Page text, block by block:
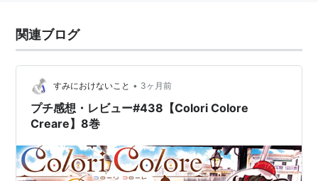
ISBN:4870251361『浪漫倶楽部』〔1〕
ISBN:487025154X『夢空界』（スクウェア・エニ
ックス版）
ISBN:487025171X
ISBN:4870252082『浪漫倶楽部』〔4〕
ISBN:487025235X『浪漫倶楽部』〔5〕
関連ブログ
すみにおけないこと • 3ヶ月前
プチ感想・レビュー#438【Colori Colore
Creare】8巻